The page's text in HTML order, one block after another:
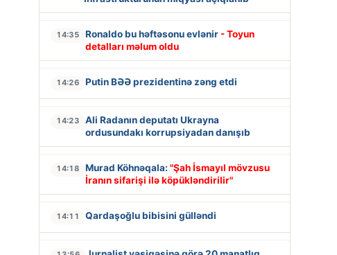
14:35 Ronaldo bu həftəsonu evlənir - Toyun
detalları məlum oldu
14:26 Putin BƏƏ prezidentinə zəng etdi
14:23
Ali Radanın deputatı Ukrayna
ordusundakı korrupsiyadan danışıb
14:18 Murad Köhnəqala: "Şah İsmayıl mövzusu
İranın sifarişi ilə köpükləndirilir"
14:11 Qardaşoğlu bibisini gülləndi